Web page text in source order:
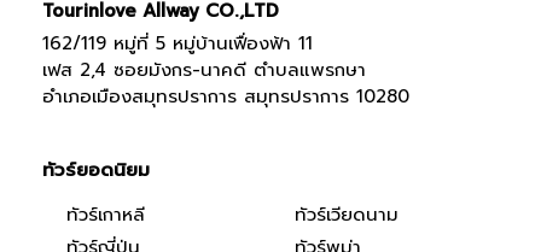
Tourinlove Allway CO.,LTD
162/119 หมู่ที่ 5 หมู่บ้านเฟื่องฟ้า 11
เฟส 2,4 ซอยมังกร-นาคดี ตำบลแพรกษา
อำเภอเมืองสมุทรปราการ สมุทรปราการ 10280
ทัวร์ยอดนิยม
ทัวร์เกาหลี
ทัวร์ญี่ปุ่น
ทัวร์เวียดนาม
ทัวร์พม่า